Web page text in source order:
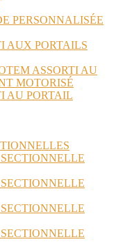
PERSONNALISÉE
AUX PORTAILS
ASSORTI AU
MOTORISÉ
AU PORTAIL